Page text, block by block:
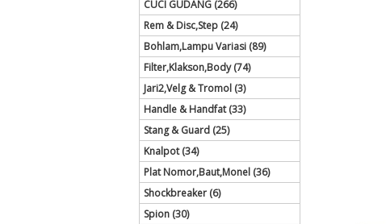
CUCI GUDANG (266)
Rem & Disc,Step (24)
Bohlam,Lampu Variasi (89)
Filter,Klakson,Body (74)
Jari2,Velg & Tromol (3)
Handle & Handfat (33)
Stang & Guard (25)
Knalpot (34)
Plat Nomor,Baut,Monel (36)
Shockbreaker (6)
Spion (30)